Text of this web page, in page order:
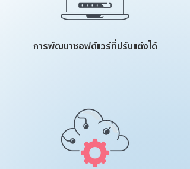
การพัฒนาซอฟต์แวร์ที่ปรับแต่งได้